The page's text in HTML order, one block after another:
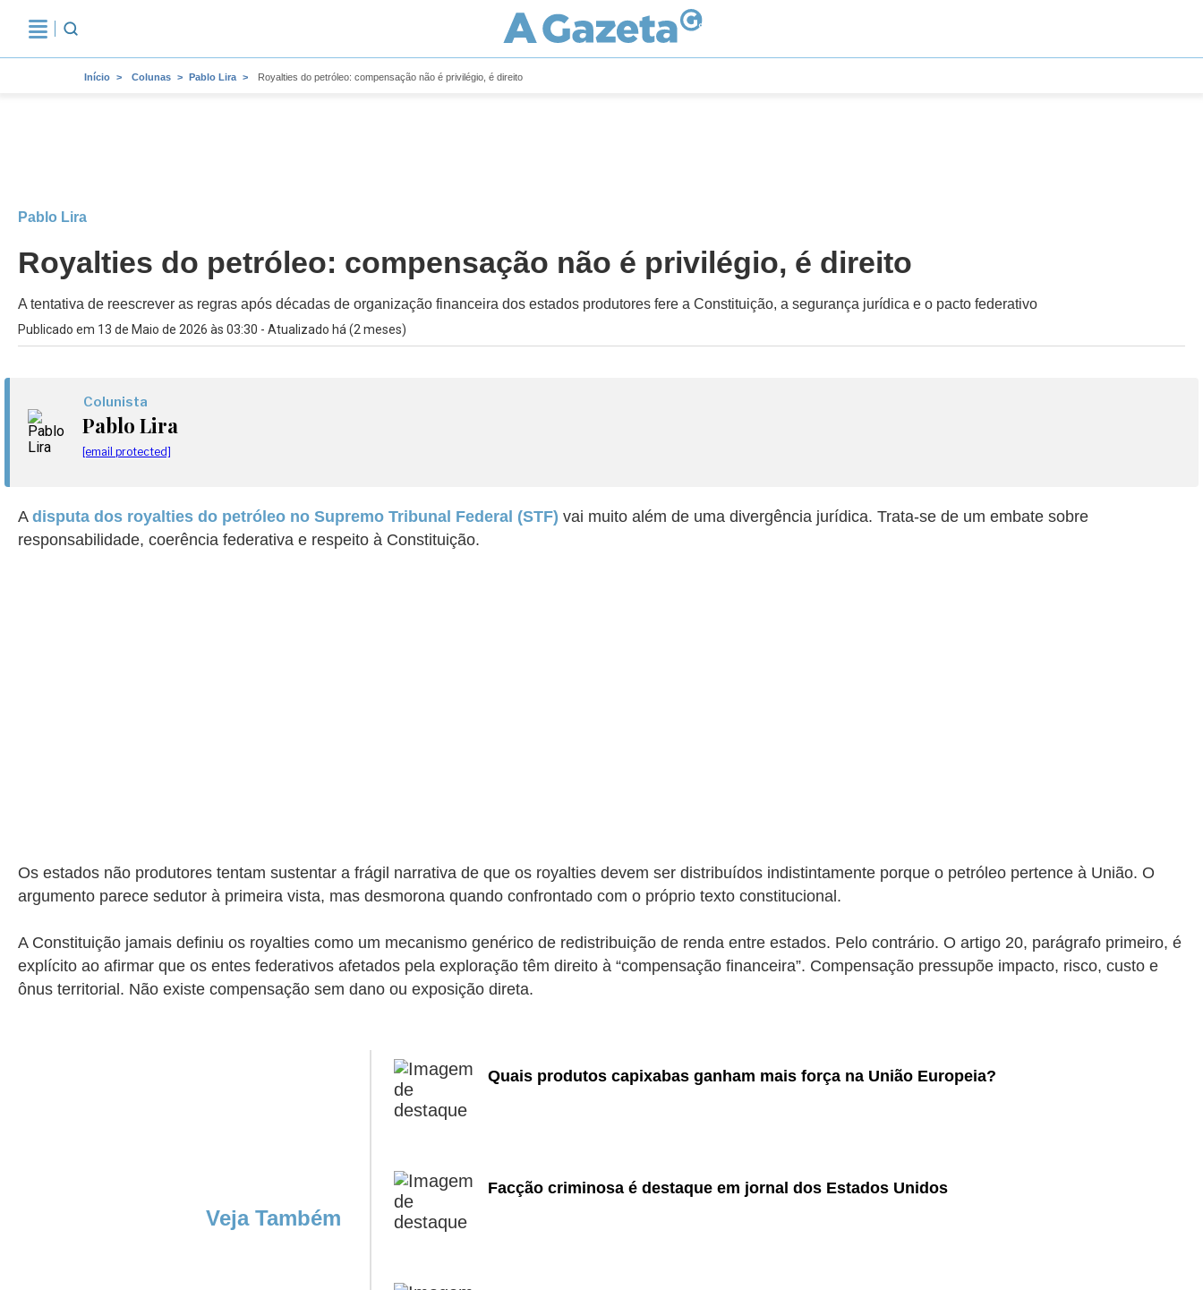
Início Colunas Pablo Lira Royalties do petróleo: compensação não é privilégio, é direito
Pablo Lira
Royalties do petróleo: compensação não é privilégio, é direito
A tentativa de reescrever as regras após décadas de organização financeira dos estados produtores fere a Constituição, a segurança jurídica e o pacto federativo
Publicado em 13 de Maio de 2026 às 03:30 - Atualizado há (2 meses)
Colunista
Pablo Lira
[email protected]
A disputa dos royalties do petróleo no Supremo Tribunal Federal (STF) vai muito além de uma divergência jurídica. Trata-se de um embate sobre
responsabilidade, coerência federativa e respeito à Constituição.
Os estados não produtores tentam sustentar a frágil narrativa de que os royalties devem ser distribuídos indistintamente porque o petróleo pertence à União. O
argumento parece sedutor à primeira vista, mas desmorona quando confrontado com o próprio texto constitucional.
A Constituição jamais definiu os royalties como um mecanismo genérico de redistribuição de renda entre estados. Pelo contrário. O artigo 20, parágrafo primeiro, é
explícito ao afirmar que os entes federativos afetados pela exploração têm direito à “compensação financeira”. Compensação pressupõe impacto, risco, custo e
ônus territorial. Não existe compensação sem dano ou exposição direta.
Veja Também
Quais produtos capixabas ganham mais força na União Europeia?
Facção criminosa é destaque em jornal dos Estados Unidos